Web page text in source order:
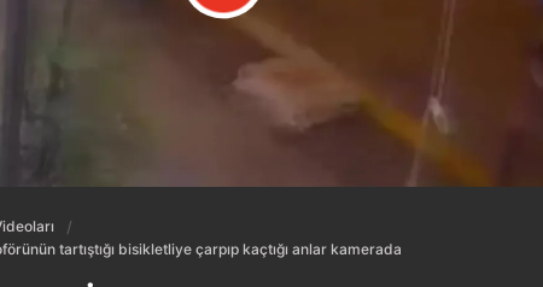
tartıştığı bisikletliye çarpıp kaçtığı anlar kamerada